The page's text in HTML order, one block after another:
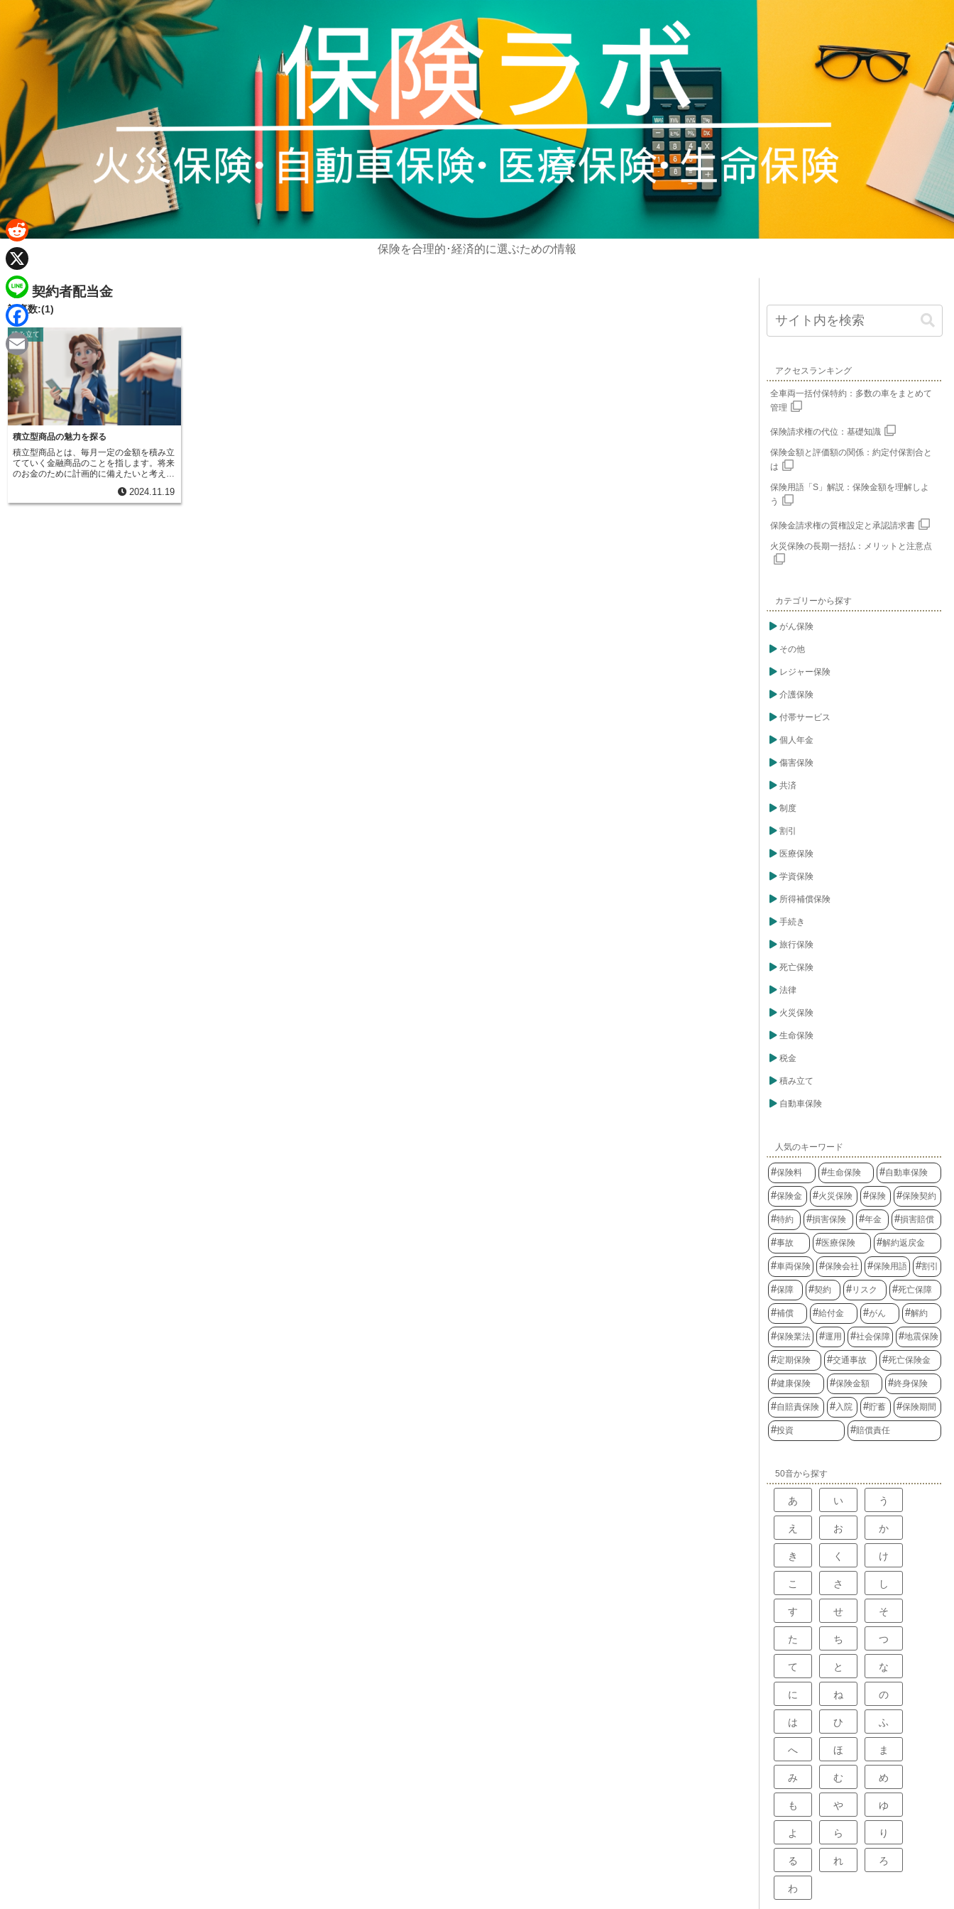
保険を合理的･経済的に選ぶための情報
契約者配当金
記事数:(1)
積み立て
積立型商品の魅力を探る
積立型商品とは、毎月一定の金額を積み立
てていく金融商品のことを指します。将来
のお金のために計画的に備えたいと考えて
えるでしょう。この商品は、銀行預金のよ
うにただお金を貯めておくだけでなく、保
2024.11.19
アクセスランキング
全車両一括付保特約：多数の車をまとめて
管理
保険請求権の代位：基礎知識
保険金額と評価額の関係：約定付保割合と
は
保険用語「S」解説：保険金額を理解しよ
う
保険金請求権の質権設定と承認請求書
火災保険の長期一括払：メリットと注意点
カテゴリーから探す
がん保険
その他
レジャー保険
介護保険
付帯サービス
個人年金
傷害保険
共済
制度
割引
医療保険
学資保険
所得補償保険
手続き
旅行保険
死亡保険
法律
火災保険
生命保険
税金
積み立て
自動車保険
人気のキーワード
保険料 生命保険 自動車保険
保険金 火災保険 保険 保険契約
特約 損害保険 年金 損害賠償
事故 医療保険 解約返戻金
車両保険 保険会社 保険用語 割引
保障 契約 リスク 死亡保障
補償 給付金 がん 解約
保険業法 運用 社会保障 地震保険
定期保険 交通事故 死亡保険金
健康保険 保険金額 終身保険
自賠責保険 入院 貯蓄 保険期間
投資 賠償責任
50音から探す
あ い う
え お か
き く け
こ さ し
す せ そ
た ち つ
て と な
に ね の
は ひ ふ
へ ほ ま
み む め
も や ゆ
よ ら り
る れ ろ
わ
R
e
d
d
i
t
X
L
n
e
F
a
c
e
b
E
m
a